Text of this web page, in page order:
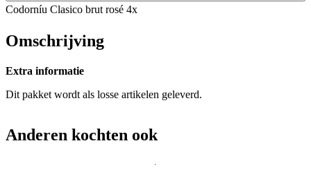
Codorníu Clasico brut rosé 4x
Omschrijving
Extra informatie
Dit pakket wordt als losse artikelen geleverd.
Anderen kochten ook